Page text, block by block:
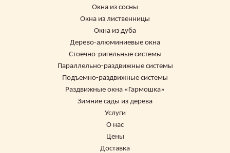
Окна из сосны
Окна из лиственницы
Окна из дуба
Дерево-алюминиевые окна
Стоечно-ригельные системы
Параллельно-раздвижные системы
Подъемно-раздвижные системы
Раздвижные окна «Гармошка»
Зимние сады из дерева
Услуги
О нас
Цены
Доставка